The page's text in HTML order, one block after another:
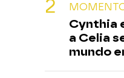
Cynthia
a Celia
mundo